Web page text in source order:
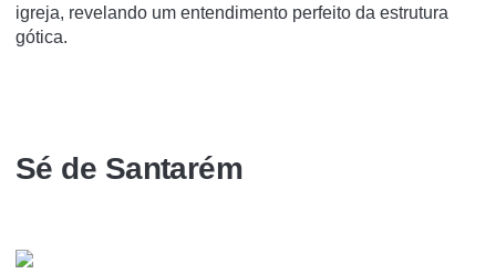
igreja, revelando um entendimento perfeito da estrutura
gótica.
Sé de Santarém